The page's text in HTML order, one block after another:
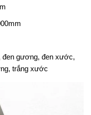
gương, đen xước,
trắng xước